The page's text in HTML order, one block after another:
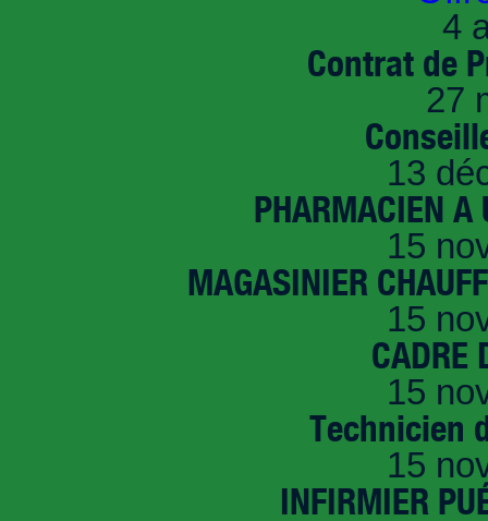
4
Contrat de
27
13
PHARMACIEN A
15
MAGASINIER
15
CADRE
15
Technicien
15
INFIRMIER